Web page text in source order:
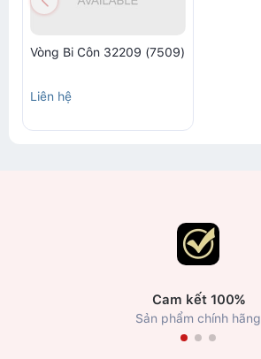
Vòng Bi Côn 32209 (7509)
Liên hệ
Cam kết 100%
Sản phẩm chính hãng